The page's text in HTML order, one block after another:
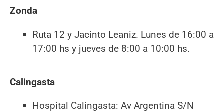
Zonda
Ruta 12 y Jacinto Leaniz. Lunes de 16:00 a
17:00 hs y jueves de 8:00 a 10:00 hs.
Calingasta
Hospital Calingasta: Av Argentina S/N